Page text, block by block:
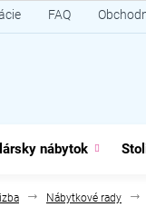
FAQ
nábytok
Nábytkové rady